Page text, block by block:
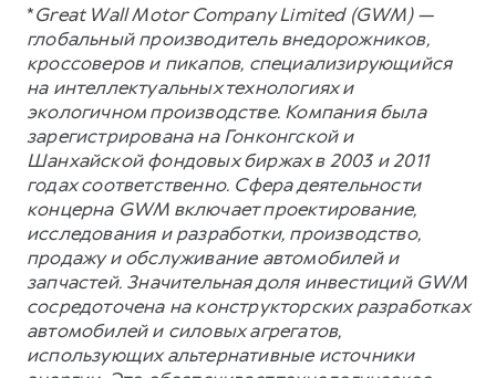
*Great Wall Motor Company Limited (GWM) —
глобальный производитель внедорожников,
кроссоверов и пикапов, специализирующийся
на интеллектуальных технологиях и
экологичном производстве. Компания была
зарегистрирована на Гонконгской и
Шанхайской фондовых биржах в 2003 и 2011
годах соответственно. Сфера деятельности
концерна GWM включает проектирование,
исследования и разработки, производство,
продажу и обслуживание автомобилей и
запчастей. Значительная доля инвестиций GWM
сосредоточена на конструкторских разработках
автомобилей и силовых агрегатов,
использующих альтернативные источники